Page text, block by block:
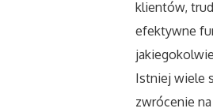
Wynajem
Usługi
klientów,
efektywne
Istniej wiele
zwrócenie